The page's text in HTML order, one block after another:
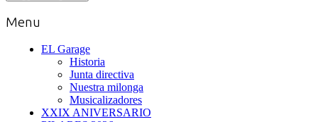
Menu
EL Garage
Historia
Junta directiva
Nuestra milonga
Musicalizadores
XXIX ANIVERSARIO